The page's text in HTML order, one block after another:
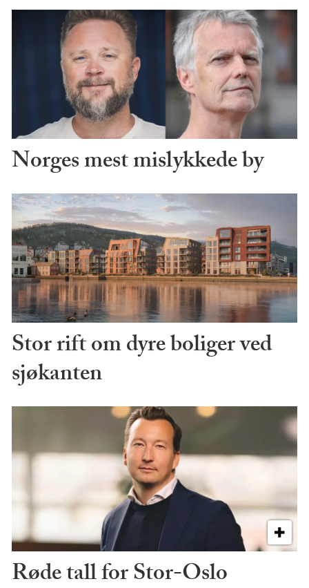
Norges mest mislykkede by
Stor rift om dyre boliger ved
sjøkanten
Røde tall for Stor-Oslo